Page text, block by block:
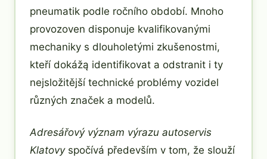
pneumatik podle ročního období. Mnoho
provozoven disponuje kvalifikovanými
mechaniky s dlouholetými zkušenostmi,
kteří dokážą identifikovat a odstranit i ty
nejsložitější technické problémy vozidel
různých značek a modelů.
Adresářový význam výrazu autoservis
Klatovyspočívá především v tom, že slouží